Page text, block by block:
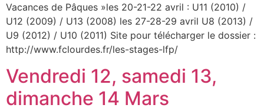
Vacances de Pâques »les 20-21-22 avril : U11 (2010) /
U12 (2009) / U13 (2008) les 27-28-29 avril U8 (2013) /
U9 (2012) / U10 (2011) Site pour télécharger le dossier :
http://www.fclourdes.fr/les-stages-lfp/
Vendredi 12, samedi 13,
dimanche 14 Mars